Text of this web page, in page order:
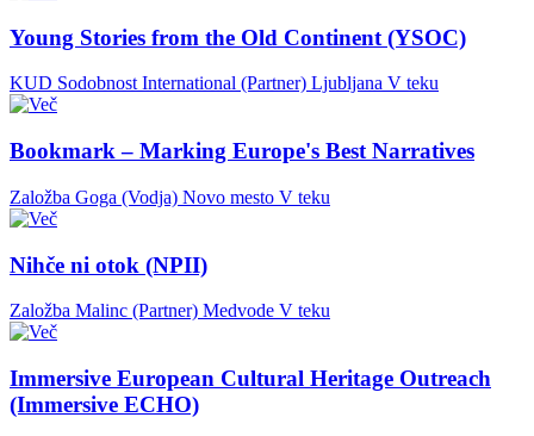
Young Stories from the Old Continent (YSOC)
KUD Sodobnost International (Partner) Ljubljana V teku
Bookmark – Marking Europe's Best Narratives
Založba Goga (Vodja) Novo mesto V teku
Nihče ni otok (NPII)
Založba Malinc (Partner) Medvode V teku
Immersive European Cultural Heritage Outreach
(Immersive ECHO)